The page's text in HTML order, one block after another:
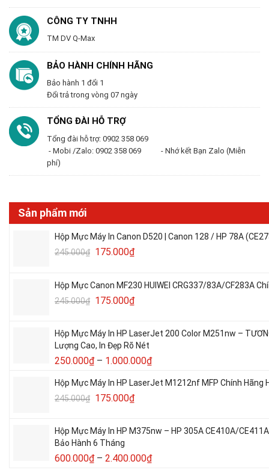
CÔNG TY TNHH
TM DV Q-Max
BẢO HÀNH CHÍNH HÃNG
Bảo hành 1 đổi 1
Đổi trả trong vòng 07 ngày
TỔNG ĐÀI HỖ TRỢ
Tổng đài hỗ trợ: 0902 358 069
- Mobi /Zalo: 0902 358 069 - Nhớ kết Bạn Zalo (Miễn
phí)
Sản phẩm mới
Hộp Mực Máy In Canon D520 | Canon 128 / HP 78A
245.000₫ 175.000₫
Hộp Mực Canon MF230 HUIWEI CRG337/83A/CF283A
245.000₫ 175.000₫
Hộp Mực Máy In HP LaserJet 200 Color M251nw –
Lượng Cao, In Đẹp Rõ Nét
250.000₫ – 1.000.000₫
Hộp Mực Máy In HP LaserJet M1212nf MFP Chính
245.000₫ 175.000₫
Hộp Mực Máy In HP M375nw – HP 305A CE410A/
Bảo Hành 6 Tháng
600.000₫ – 2.400.000₫